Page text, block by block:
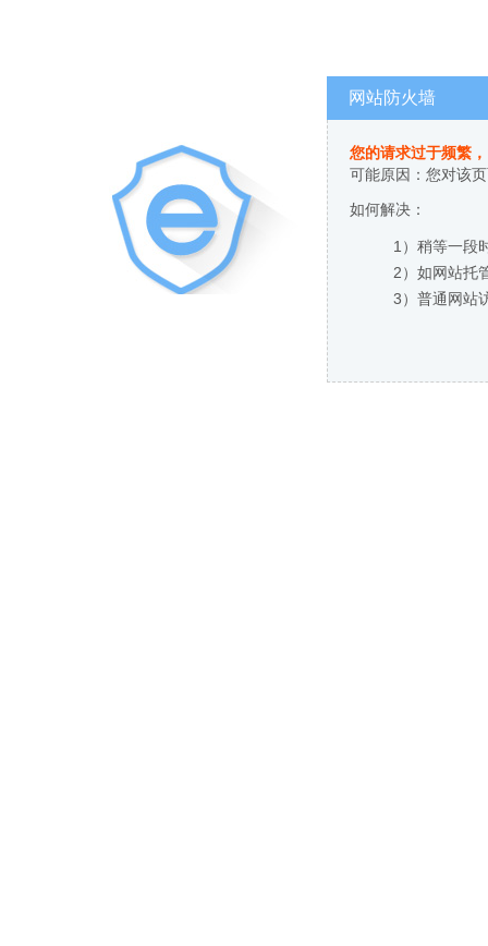
网站防火墙
您的请求过于频繁
可能原因：您对该
如何解决：
1）稍等一段
2）如网站托
3）普通网站